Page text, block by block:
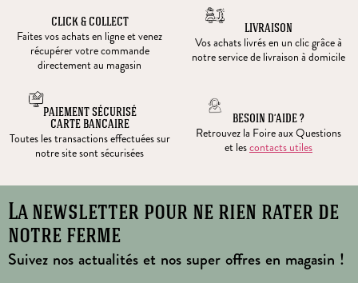
CLICK & COLLECT
Faites vos achats en ligne et venez
récupérer votre commande
directement au magasin
LIVRAISON
Vos achats livrés en un clic grâce à
notre service de livraison à domicile
PAIEMENT SÉCURISÉ
CARTE BANCAIRE
Toutes les transactions effectuées sur
notre site sont sécurisées
BESOIN D’AIDE ?
Retrouvez la Foire aux Questions
et lescontacts utiles
La newsletter pour ne rien rater de
notre ferme
Suivez nos actualités et nos super offres en magasin !